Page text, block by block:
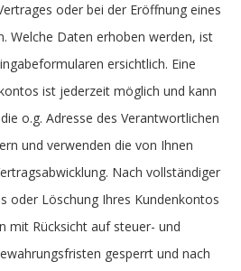
oder bei der Eröffnung eines
Welche Daten erhoben werden, ist
ersichtlich. Eine
ist jederzeit möglich und kann
o.g. Adresse des Verantwortlichen
und verwenden die von Ihnen
Nach vollständiger
oder Löschung Ihres Kundenkontos
mit Rücksicht auf steuer- und
gesperrt und nach